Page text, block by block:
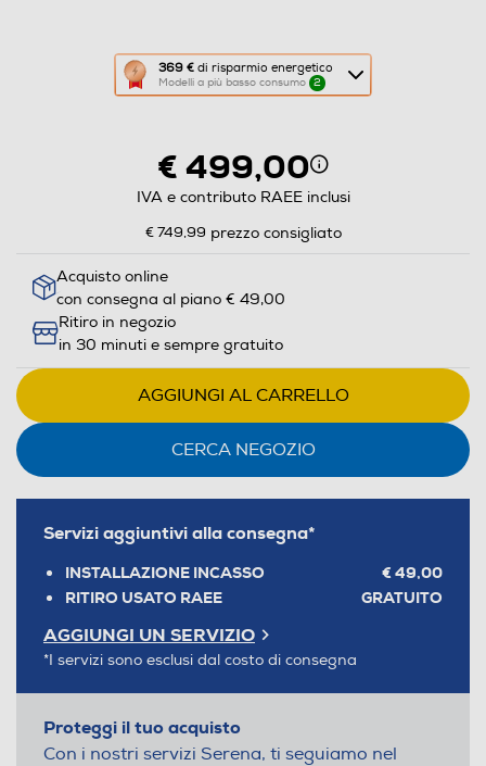
369 € di risparmio energetico
Modelli a più basso consumo 2
Questa
azione
Calcolatore
risparmio
di
Youreko.
€ 499,00
IVA e contributo RAEE inclusi
€ 749,99 prezzo consigliato
Acquisto online
con consegna al piano € 49,00
Ritiro in negozio
in 30 minuti e sempre gratuito
AGGIUNGI AL CARRELLO
CERCA NEGOZIO
Servizi aggiuntivi alla consegna*
INSTALLAZIONE INCASSO
€ 49,00
RITIRO USATO RAEE
GRATUITO
AGGIUNGI UN SERVIZIO
*I servizi sono esclusi dal costo di consegna
Proteggi il tuo acquisto
Con i nostri servizi Serena, ti seguiamo nel